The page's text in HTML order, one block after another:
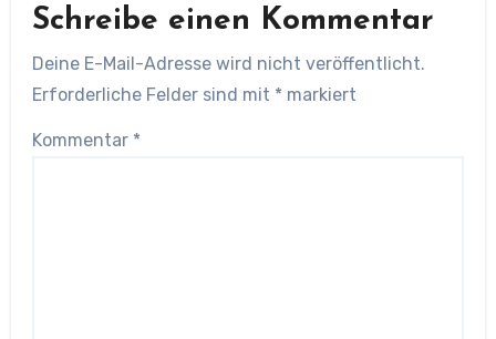
Schreibe einen Kommentar
Deine E-Mail-Adresse wird nicht veröffentlicht.
Erforderliche Felder sind mit * markiert
Kommentar *